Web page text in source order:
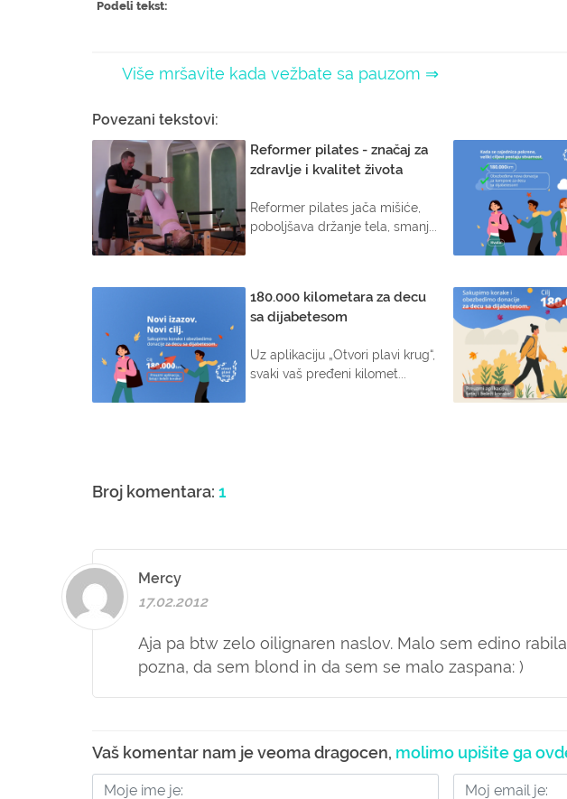
Podeli tekst:
Više mršavite kada vežbate sa pauzom ⇒
Povezani tekstovi:
Reformer pilates - značaj za
zdravlje i kvalitet života
Reformer pilates jača mišiće,
poboljšava držanje tela, smanj...
180.000 kilometara za decu
sa dijabetesom
Uz aplikaciju „Otvori plavi krug“,
svaki vaš pređeni kilomet...
Broj komentara: 1
Mercy
17.02.2012
Aja pa btw zelo oilignaren naslov. Malo sem edino
pozna, da sem blond in da sem se malo zaspana: )
Vaš komentar nam je veoma dragocen, molimo upišite ga